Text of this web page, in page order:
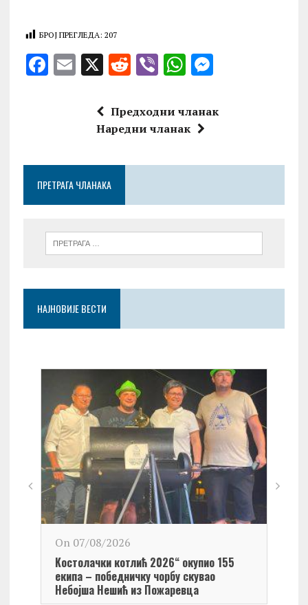
БРОЈ ПРЕГЛЕДА: 207
F
o
k
E X R
d
di
V
er
W
at
s
p
M
se
er
Предходни чланак
Наредни чланак
ПРЕТРАГА ЧЛАНАКА
НАЈНОВИЈЕ ВЕСТИ
On 07/08/2026
Kостолачки котлић 2026“ окупио 155
екипа – победничку чорбу скувао
Небојша Нешић из Пожаревца